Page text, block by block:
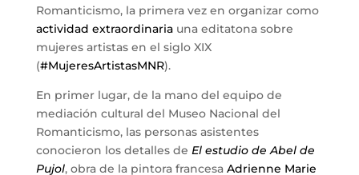
Romanticismo, la primera vez en organizar como
actividad extraordinariauna editatona sobre
mujeres artistas en el siglo XIX
(#MujeresArtistasMNR).
En primer lugar, de la mano del equipo de
mediación cultural del Museo Nacional del
Romanticismo, las personas asistentes
conocieron los detalles de El estudio de Abel de
Pujol, obra de la pintora francesa Adrienne Marie